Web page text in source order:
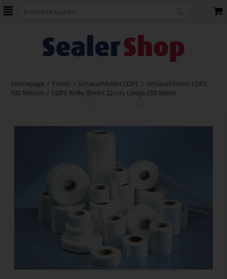
Homepage / Folien / Schlauchfolien LDPE / Schlauchfolien LDPE
100 Mikron / LDPE Rolle, Breite 22 cm, Länge 250 Meter